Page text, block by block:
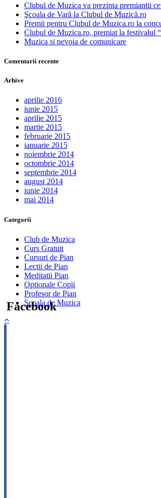
Clubul de Muzica va prezinta premiantii
Şcoala de Vară la Clubul de Muzică.ro
Premii pentru Clubul de Muzica.ro la
Clubul de Muzica.ro, premiat la festivalul
Muzica si nevoia de comunicare
Comentarii recente
Arhive
aprilie 2016
iunie 2015
aprilie 2015
martie 2015
februarie 2015
ianuarie 2015
noiembrie 2014
octombrie 2014
septembrie 2014
august 2014
iunie 2014
mai 2014
Categorii
Club de Muzica
Curs Gratuit
Cursuri de Pian
Lectii de Pian
Meditatii Pian
Optionale Copii
Profesor de Pian
Scoala de Muzica
Facebook